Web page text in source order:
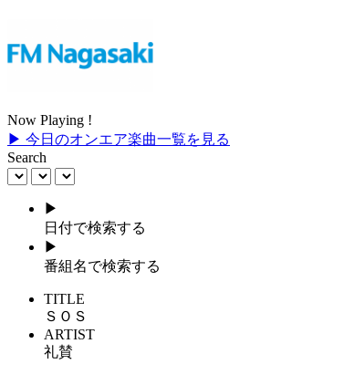
Now Playing !
▶ 今日のオンエア楽曲一覧を見る
Search
▶
日付で検索する
▶
番組名で検索する
TITLE
ＳＯＳ
ARTIST
礼賛